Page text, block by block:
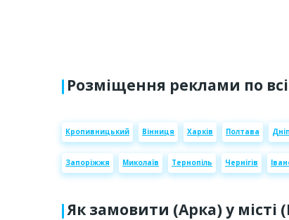
Розміщення реклами по
Кропивницький Вінниця Харків Полтава
Запоріжжя Миколаїв Тернопіль Чернігів
Як замовити (Арка) у місті